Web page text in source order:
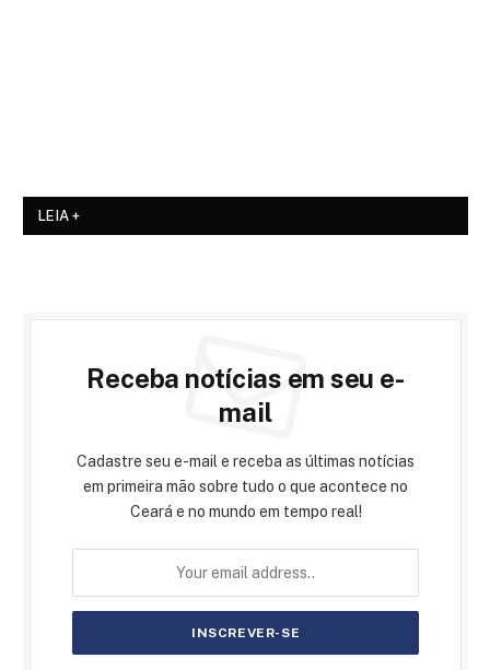
LEIA +
Receba notícias em seu e-
mail
Cadastre seu e-mail e receba as últimas notícias
em primeira mão sobre tudo o que acontece no
Ceará e no mundo em tempo real!